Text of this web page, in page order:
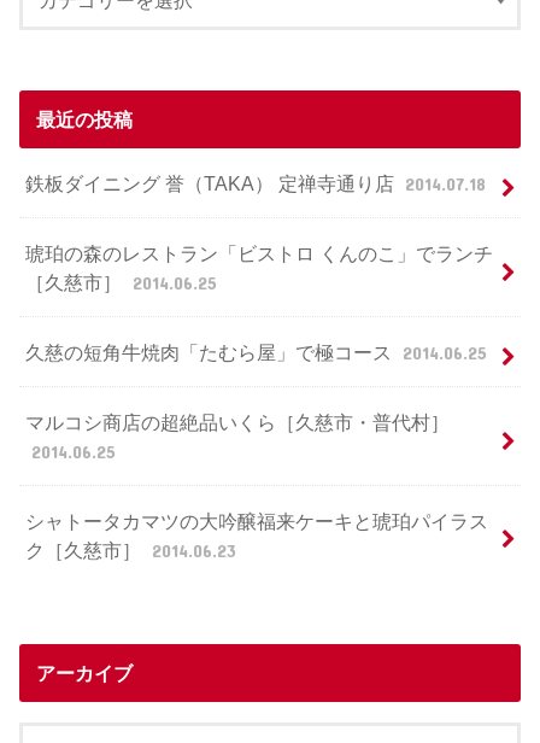
最近の投稿
鉄板ダイニング 誉（TAKA） 定禅寺通り店 2014.07.18
琥珀の森のレストラン「ビストロ くんのこ」でランチ
［久慈市］
2014.06.25
久慈の短角牛焼肉「たむら屋」で極コース 2014.06.25
マルコシ商店の超絶品いくら［久慈市・普代村］
2014.06.25
シャトータカマツの大吟醸福来ケーキと琥珀パイラス
ク［久慈市］
2014.06.23
アーカイブ